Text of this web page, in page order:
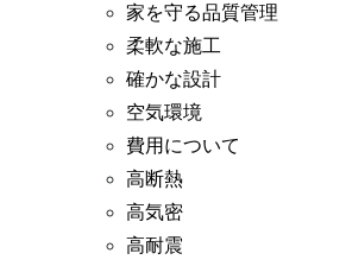
家を守る品質管理
柔軟な施工
確かな設計
空気環境
費用について
高断熱
高気密
高耐震